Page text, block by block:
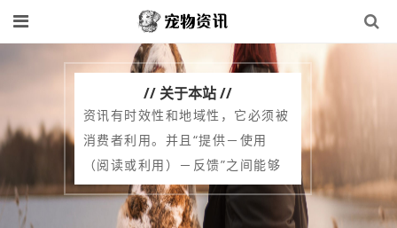
// 关于本站 //
资讯有时效性和地域性，它必须被
消费者利用。并且“提供－使用
（阅读或利用）－反馈”之间能够
形成一个长期稳定的消费链，具有
这些特点的消息才可以称之为资